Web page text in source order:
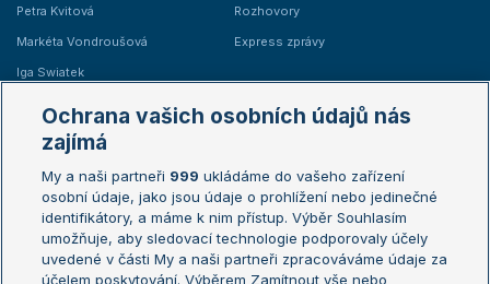
Petra Kvitová
Markéta Vondroušová
Iga Swiatek
Rozhovory
Express zprávy
Žebříčky
Žebříček ATP (muži)
Žebříček WTA (ženy)
Sázkařský žebříček
Australian Open
French Open
Wimbledon
US Open
Ochrana vašich osobních údajů nás
zajímá
My a naši partneři 999 ukládáme do vašeho zařízení
osobní údaje, jako jsou údaje o prohlížení nebo jedinečné
identifikátory, a máme k nim přístup. Výběr Souhlasím
umožňuje, aby sledovací technologie podporovaly účely
uvedené v části My a naši partneři zpracováváme údaje za
účelem poskytování. Výběrem Zamítnout vše nebo